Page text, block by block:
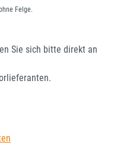
Felge.
Sie sich bitte direkt an